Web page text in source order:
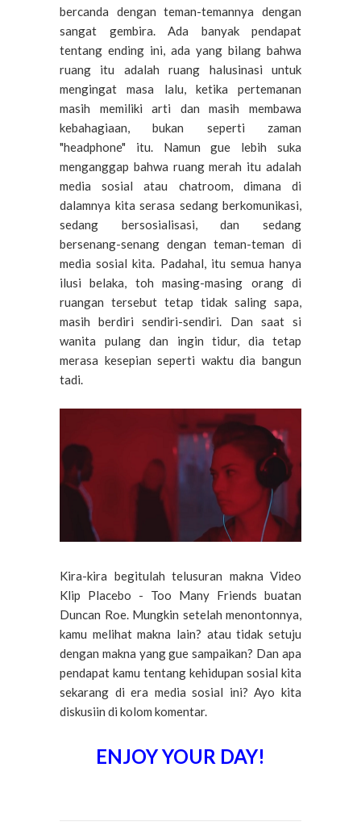
bercanda dengan teman-temannya dengan
sangat gembira. Ada banyak pendapat
tentang ending ini, ada yang bilang bahwa
ruang itu adalah ruang halusinasi untuk
mengingat masa lalu, ketika pertemanan
masih memiliki arti dan masih membawa
kebahagiaan, bukan seperti zaman
"headphone" itu. Namun gue lebih suka
menganggap bahwa ruang merah itu adalah
media sosial atau chatroom, dimana di
dalamnya kita serasa sedang berkomunikasi,
sedang bersosialisasi, dan sedang
bersenang-senang dengan teman-teman di
media sosial kita. Padahal, itu semua hanya
ilusi belaka, toh masing-masing orang di
ruangan tersebut tetap tidak saling sapa,
masih berdiri sendiri-sendiri. Dan saat si
wanita pulang dan ingin tidur, dia tetap
merasa kesepian seperti waktu dia bangun
tadi.
Kira-kira begitulah telusuran makna Video
Klip Placebo - Too Many Friends buatan
Duncan Roe. Mungkin setelah menontonnya,
kamu melihat makna lain? atau tidak setuju
dengan makna yang gue sampaikan? Dan apa
pendapat kamu tentang kehidupan sosial kita
sekarang di era media sosial ini? Ayo kita
diskusiin di kolom komentar.
ENJOY YOUR DAY!